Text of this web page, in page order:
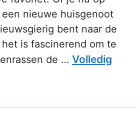
nieuwe huisgenoot
bent naar de
is fascinerend om te
de … Volledig